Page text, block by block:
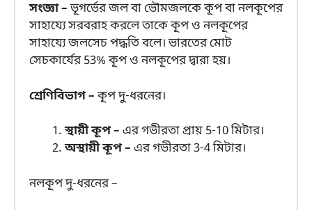
সংজ্ঞা –ভূগর্ভের জল বা ভৌমজলকে কূপ বা নলকূপের
সাহায্যে সরবরাহ করলে তাকে কূপ ও নলকূপের
সাহায্যে জলসেচ পদ্ধতি বলে। ভারতের মোট
সেচকার্যের 53% কূপ ও নলকূপের দ্বারা হয়।
শ্রেণিবিভাগ –কূপ দু-ধরনের।
স্থায়ী কূপ – এর গভীরতা প্রায় 5-10 মিটার।
অস্থায়ী কূপ – এর গভীরতা 3-4 মিটার।
নলকূপ দু-ধরনের –